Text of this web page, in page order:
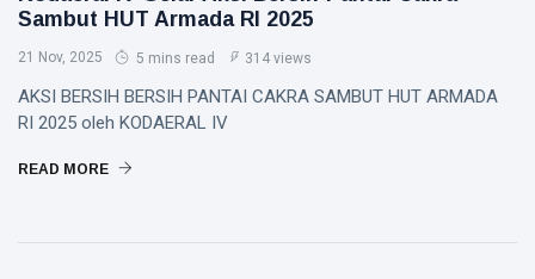
Sambut HUT Armada RI 2025
21 Nov, 2025 5 mins read 314 views
AKSI BERSIH BERSIH PANTAI CAKRA SAMBUT HUT ARMADA
RI 2025 oleh KODAERAL IV
READ MORE